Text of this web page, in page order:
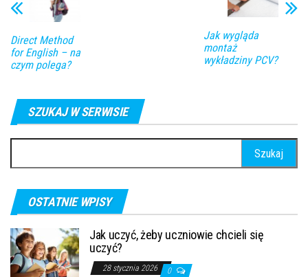
Direct Method
for English – na
czym polega?
Jak wygląda
montaż
wykładziny PCV?
SZUKAJ W SERWISIE
OSTATNIE WPISY
Jak uczyć, żeby uczniowie chcieli się
uczyć?
28 stycznia 2026 0